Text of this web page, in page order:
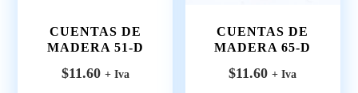
CUENTAS DE
MADERA 51-D
$11.60 + Iva
CUENTAS DE
MADERA 65-D
$11.60 + Iva